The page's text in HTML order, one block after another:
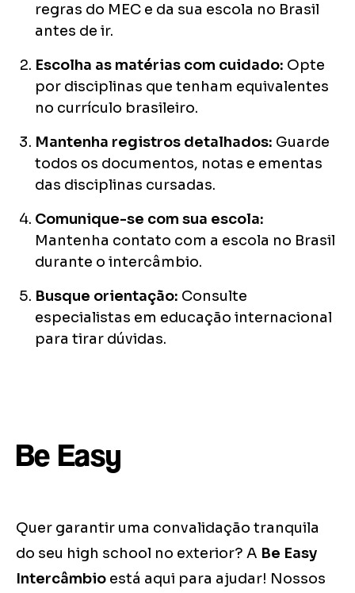
regras do MEC e da sua escola no Brasil
antes de ir.
Escolha as matérias com cuidado: Opte
por disciplinas que tenham equivalentes
no currículo brasileiro.
Mantenha registros detalhados: Guarde
todos os documentos, notas e ementas
das disciplinas cursadas.
Comunique-se com sua escola:
Mantenha contato com a escola no Brasil
durante o intercâmbio.
Busque orientação: Consulte
especialistas em educação internacional
para tirar dúvidas.
Be Easy
Quer garantir uma convalidação tranquila
do seu high school no exterior? A Be Easy
Intercâmbio está aqui para ajudar! Nossos